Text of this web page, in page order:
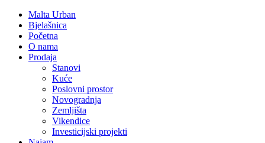
Malta Urban
Bjelašnica
Početna
O nama
Prodaja
Stanovi
Kuće
Poslovni prostor
Novogradnja
Zemljišta
Vikendice
Investicijski projekti